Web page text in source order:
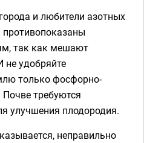
и любители азотных
так как мешают
удобряйте
только фосфорно-
требуются
улучшения плодородия.
неправильно